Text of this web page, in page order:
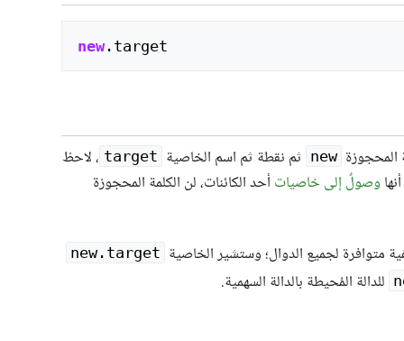
new. target
new ثم نقطة ثم اسم الخاصية target ، لاحظ
وصولٌ إلى خاصيات أحد الكائنات، لن الكلمة المحجوزة
لجميع الدوال؛ وستشير الخاصية new.target
للدالة المُحيطة بالدالة السهمية.